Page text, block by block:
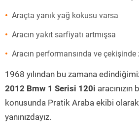
Araçta yanık yağ kokusu varsa
Aracın yakıt sarfiyatı artmışsa
Aracın performansında ve
1968 yılından bu zamana
2012 Bmw 1 Serisi 120i aracınızın
konusunda Pratik Araba ekibi
yanınızdayız.